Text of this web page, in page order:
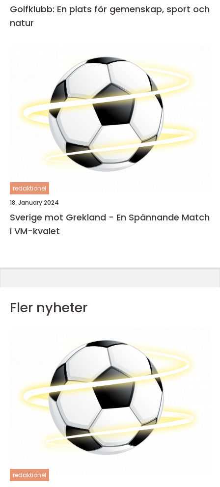
Golfklubb: En plats för gemenskap, sport och
natur
redaktionel
18. January 2024
Sverige mot Grekland - En Spännande Match
i VM-kvalet
Fler nyheter
redaktionel